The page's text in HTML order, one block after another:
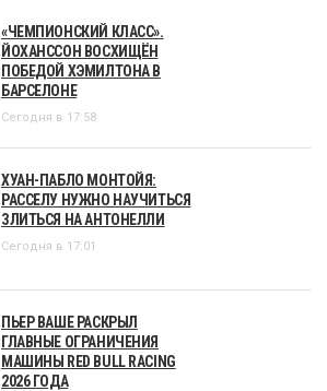
«ЧЕМПИОНСКИЙ КЛАСС».
ЙОХАНССОН ВОСХИЩЁН
ПОБЕДОЙ ХЭМИЛТОНА В
БАРСЕЛОНЕ
Сегодня в 17:58
ХУАН-ПАБЛО МОНТОЙЯ:
РАССЕЛУ НУЖНО НАУЧИТЬСЯ
ЗЛИТЬСЯ НА АНТОНЕЛЛИ
Сегодня в 17:01
ПЬЕР ВАШЕ РАСКРЫЛ
ГЛАВНЫЕ ОГРАНИЧЕНИЯ
МАШИНЫ RED BULL RACING
2026 ГОДА